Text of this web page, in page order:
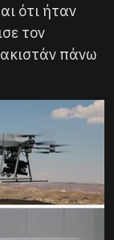
ότι ήταν
τον
πάνω